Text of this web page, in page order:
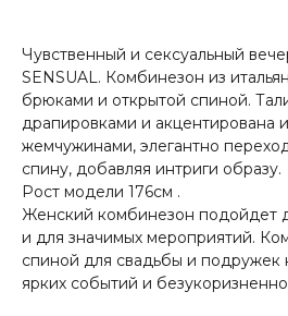
Чувственный и сексуальный
SENSUAL. Комбинезон из
брюками и открытой спиной.
драпировками и акцентирована
жемчужинами, элегантно
спину, добавляя интриги образу.
Рост модели 176см .
Женский комбинезон подойдет
и для значимых мероприятий.
спиной для свадьбы и подружек
ярких событий и